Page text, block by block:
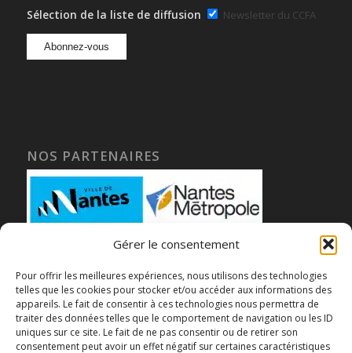
Gérer le consentement
Pour offrir les meilleures expériences, nous utilisons des technologies
telles que les cookies pour stocker et/ou accéder aux informations des
appareils. Le fait de consentir à ces technologies nous permettra de
traiter des données telles que le comportement de navigation ou les ID
uniques sur ce site. Le fait de ne pas consentir ou de retirer son
consentement peut avoir un effet négatif sur certaines caractéristiques
Sélection de la liste de diffusion Newsletter du CCFA
NOS PARTENAIRES